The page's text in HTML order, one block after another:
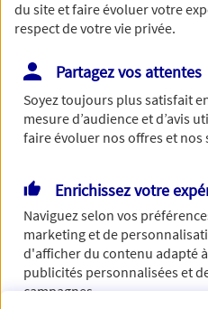
Vous disposez de droits sur les
plus d’informations,cliquez ici.
du site et faire évoluer votre
respect de votre vie privée.
Partagez vos attentes
Soyez toujours plus satisfait
mesure d’audience et d’avis
faire évoluer nos offres et nos
Enrichissez votre
Naviguez selon vos
marketing et de
d'afficher du contenu adapté
publicités personnalisées et
campagnes.